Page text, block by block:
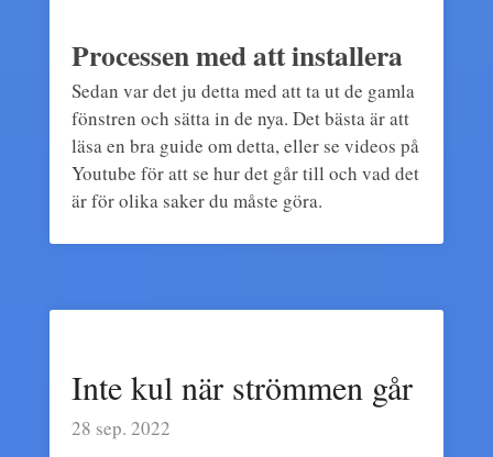
Processen med att installera
Sedan var det ju detta med att ta ut de gamla
fönstren och sätta in de nya. Det bästa är att
läsa en bra guide om detta, eller se videos på
Youtube för att se hur det går till och vad det
är för olika saker du måste göra.
Inte kul när strömmen går
28 sep. 2022